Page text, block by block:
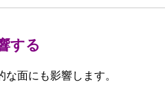
する
面にも影響します。